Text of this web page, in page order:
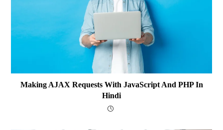
Making AJAX Requests With JavaScript And PHP In
Hindi